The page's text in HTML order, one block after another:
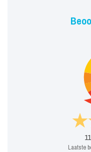
Laatste